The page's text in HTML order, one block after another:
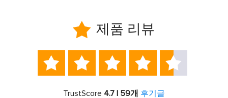
 제품 리뷰
    
TrustScore 4.7 | 59개 후기글